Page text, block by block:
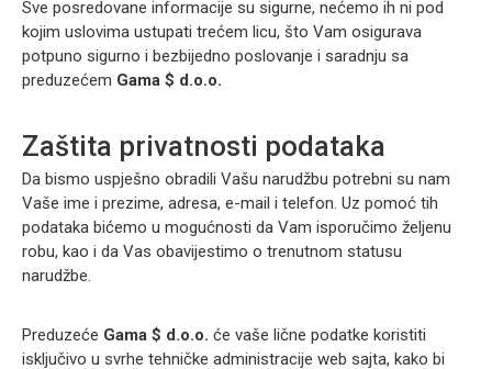
Sve posredovane informacije su sigurne, nećemo ih ni pod
kojim uslovima ustupati trećem licu, što Vam osigurava
potpuno sigurno i bezbijedno poslovanje i saradnju sa
preduzećem Gama $ d.o.o.
Zaštita privatnosti podataka
Da bismo uspješno obradili Vašu narudžbu potrebni su nam
Vaše ime i prezime, adresa, e-mail i telefon. Uz pomoć tih
podataka bićemo u mogućnosti da Vam isporučimo željenu
robu, kao i da Vas obavijestimo o trenutnom statusu
narudžbe.
Preduzeće Gama $ d.o.o. će vaše lične podatke koristiti
isključivo u svrhe tehničke administracije web sajta, kako bi